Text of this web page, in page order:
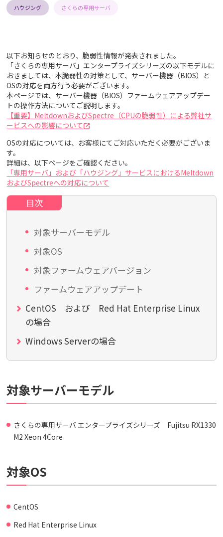
ハウジング さくらの専用サーバ
以下お知らせのとおり、脆弱性情報が発表されました。
「さくらの専用サーバ」エンタープライズシリーズの以下モデルに
おきましては、本脆弱性の対策として、サーバー機器（BIOS）と
OSの対応を両方行う必要がございます。
本ページでは、サーバー機器（BIOS）ファームウェアアップデー
トの操作方法についてご説明します。
【重要】MeltdownおよびSpectre（CPUの脆弱性）による弊社サ
ービスへの影響について
OSの対応については、お客様にてご対応いただく必要がございま
す。
詳細は、以下ページをご確認ください。
「専用サーバ」および「ハウジング」サービスにおけるMeltdown
およびSpectreへの対応について
対象サーバーモデル
対象OS
対象ファームウェアバージョン
ファームウェアアップデート
CentOS および Red Hat Enterprise Linux
の場合
Windows Serverの場合
対象サーバーモデル
さくらの専用サーバ エンタープライズシリーズ Fujitsu RX1330
M2 Xeon 4Core
対象OS
CentOS
Red Hat Enterprise Linux